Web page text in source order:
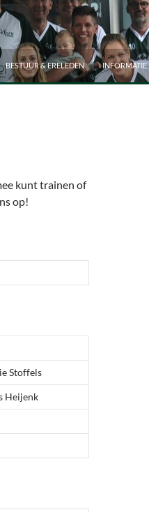
BESTUUR & ERELEDEN INFORMATIE
kunt trainen of
op!
Stoffels
Heijenk